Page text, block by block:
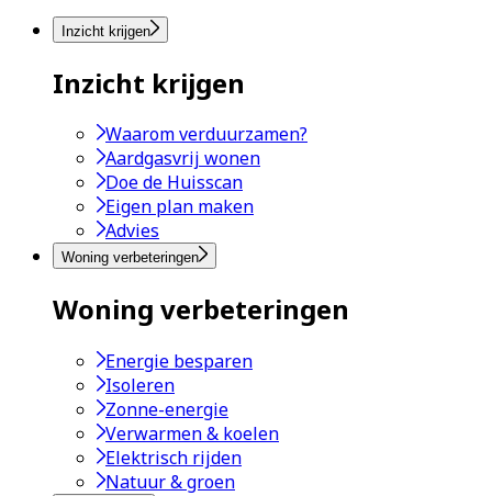
Inzicht krijgen
Inzicht krijgen
Waarom verduurzamen?
Aardgasvrij wonen
Doe de Huisscan
Eigen plan maken
Advies
Woning verbeteringen
Woning verbeteringen
Energie besparen
Isoleren
Zonne-energie
Verwarmen & koelen
Elektrisch rijden
Natuur & groen